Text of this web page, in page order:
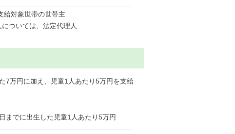
給対象世帯の世帯主
ついては、法定代理人
7万円に加え、児童1人あたり5万円を支給
までに出生した児童1人あたり5万円